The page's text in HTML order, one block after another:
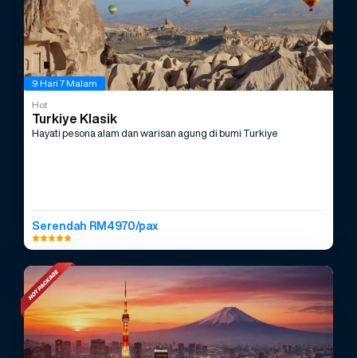
9 Hari 7 Malam
Hot
Turkiye Klasik
Hayati pesona alam dan warisan agung di bumi Turkiye
Serendah RM4970/pax